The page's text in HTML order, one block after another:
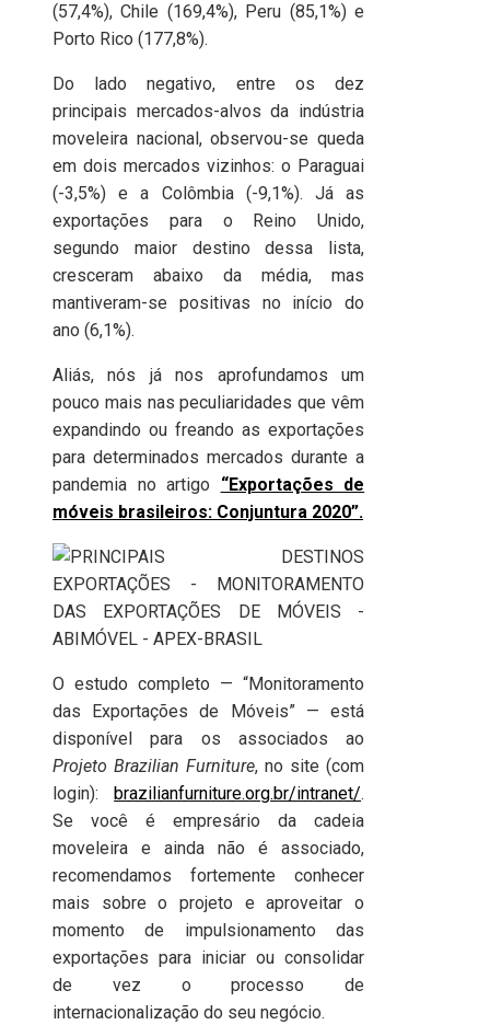
(57,4%), Chile (169,4%), Peru (85,1%) e
Porto Rico (177,8%).
Do lado negativo, entre os dez
principais mercados-alvos da indústria
moveleira nacional, observou-se queda
em dois mercados vizinhos: o Paraguai
(-3,5%) e a Colômbia (-9,1%). Já as
exportações para o Reino Unido,
segundo maior destino dessa lista,
cresceram abaixo da média, mas
mantiveram-se positivas no início do
ano (6,1%).
Aliás, nós já nos aprofundamos um
pouco mais nas peculiaridades que vêm
expandindo ou freando as exportações
para determinados mercados durante a
pandemia no artigo “Exportações de
móveis brasileiros: Conjuntura 2020”.
O estudo completo — “Monitoramento
das Exportações de Móveis” — está
disponível para os associados ao
Projeto Brazilian Furniture, no site (com
login): brazilianfurniture.org.br/intranet/.
Se você é empresário da cadeia
moveleira e ainda não é associado,
recomendamos fortemente conhecer
mais sobre o projeto e aproveitar o
momento de impulsionamento das
exportações para iniciar ou consolidar
de vez o processo de
internacionalização do seu negócio.